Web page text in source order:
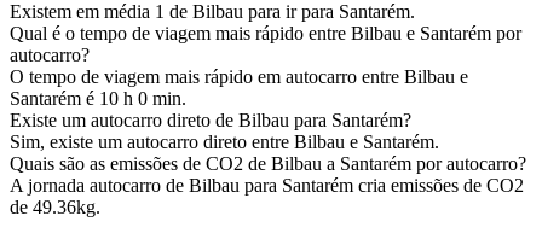
Existem em média 1 de Bilbau para ir para Santarém.
Qual é o tempo de viagem mais rápido entre Bilbau e Santarém por
autocarro?
O tempo de viagem mais rápido em autocarro entre Bilbau e
Santarém é 10 h 0 min.
Existe um autocarro direto de Bilbau para Santarém?
Sim, existe um autocarro direto entre Bilbau e Santarém.
Quais são as emissões de CO2 de Bilbau a Santarém por autocarro?
A jornada autocarro de Bilbau para Santarém cria emissões de CO2
de 49.36kg.